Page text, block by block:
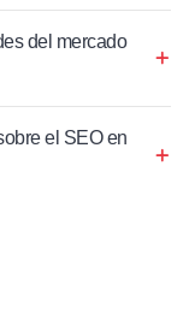
del mercado
el SEO en